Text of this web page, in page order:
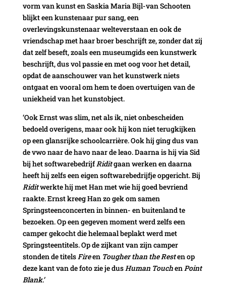
vorm van kunst en Saskia Maria Bijl-van Schooten
blijkt een kunstenaar pur sang, een
overlevingskunstenaar welteverstaan en ook de
vriendschap met haar broer beschrijft ze, zonder dat zij
dat zelf beseft, zoals een museumgids een kunstwerk
beschrijft, dus vol passie en met oog voor het detail,
opdat de aanschouwer van het kunstwerk niets
ontgaat en vooral om hem te doen overtuigen van de
uniekheid van het kunstobject.
‘Ook Ernst was slim, net als ik, niet onbescheiden
bedoeld overigens, maar ook hij kon niet terugkijken
op een glansrijke schoolcarrière. Ook hij ging dus van
de vwo naar de havo naar de leao. Daarna is hij via Sid
bij het softwarebedrijfRiditgaan werken en daarna
heeft hij zelfs een eigen softwarebedrijfje opgericht. Bij
Riditwerkte hij met Han met wie hij goed bevriend
raakte. Ernst kreeg Han zo gek om samen
Springsteenconcerten in binnen- en buitenland te
bezoeken. Op een gegeven moment werd zelfs een
camper gekocht die helemaal beplakt werd met
Springsteentitels. Op de zijkant van zijn camper
stonden de titelsFireen Tougher than the Resten op
deze kant van de foto zie je dusHuman TouchenPoint
Blank.’